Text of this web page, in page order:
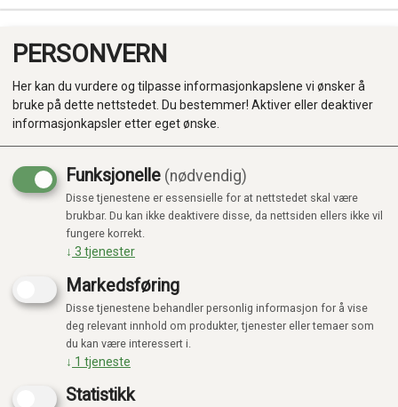
Produkter
Kategorier
KUNNE IKKE FINNE PRODUKTET
PERSONVERN
Her kan du vurdere og tilpasse informasjonkapslene vi ønsker å
bruke på dette nettstedet. Du bestemmer! Aktiver eller deaktiver
informasjonkapsler etter eget ønske.
Funksjonelle (nødvendig)
Disse tjenestene er essensielle for at nettstedet skal være
brukbar. Du kan ikke deaktivere disse, da nettsiden ellers ikke vil
fungere korrekt.
↓ 3 tjenester
Markedsføring
Disse tjenestene behandler personlig informasjon for å vise
deg relevant innhold om produkter, tjenester eller temaer som
du kan være interessert i.
↓ 1 tjeneste
Statistikk